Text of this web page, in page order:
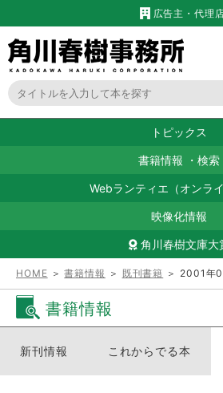
広告主・代理
トピックス
書籍情報 ・ 検索
Webランティエ（オンライ
映像化情報
角川春樹文庫大
HOME ＞書籍情報 ＞ 既刊書籍 ＞ 2001年
書籍情報
新刊情報 これからでる本